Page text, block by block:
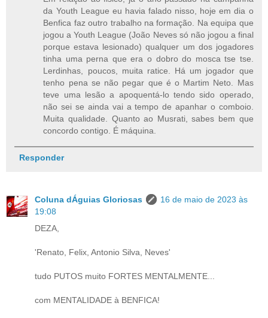
da Youth League eu havia falado nisso, hoje em dia o
Benfica faz outro trabalho na formação. Na equipa que
jogou a Youth League (João Neves só não jogou a final
porque estava lesionado) qualquer um dos jogadores
tinha uma perna que era o dobro do mosca tse tse.
Lerdinhas, poucos, muita ratice. Há um jogador que
tenho pena se não pegar que é o Martim Neto. Mas
teve uma lesão a apoquentá-lo tendo sido operado,
não sei se ainda vai a tempo de apanhar o comboio.
Muita qualidade. Quanto ao Musrati, sabes bem que
concordo contigo. É máquina.
Responder
Coluna dÁguias Gloriosas
16 de maio de 2023 às
19:08
DEZA,
'Renato, Felix, Antonio Silva, Neves'
tudo PUTOS muito FORTES MENTALMENTE...
com MENTALIDADE à BENFICA!